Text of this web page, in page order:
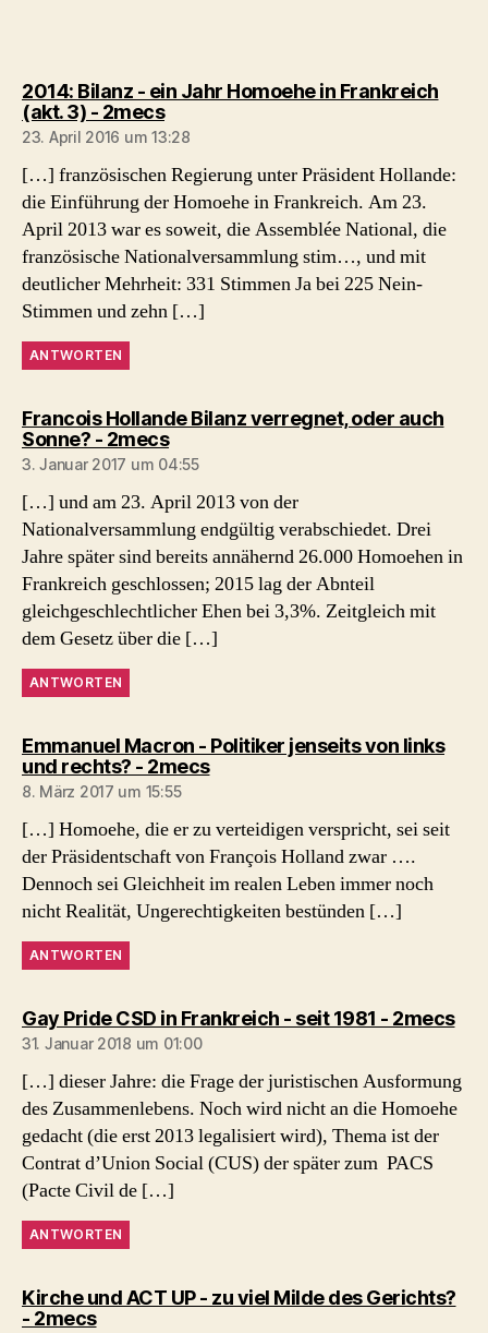
2014: Bilanz - ein Jahr Homoehe in Frankreich
(akt. 3) - 2mecssagt:
23. April 2016 um 13:28
[…] französischen Regierung unter Präsident Hollande:
die Einführung der Homoehe in Frankreich. Am 23.
April 2013 war es soweit, die Assemblée National, die
französische Nationalversammlung stim…, und mit
deutlicher Mehrheit: 331 Stimmen Ja bei 225 Nein-
Stimmen und zehn […]
ANTWORTEN
Francois Hollande Bilanz verregnet, oder auch
Sonne? - 2mecssagt:
3. Januar 2017 um 04:55
[…] und am 23. April 2013 von der
Nationalversammlung endgültig verabschiedet. Drei
Jahre später sind bereits annähernd 26.000 Homoehen in
Frankreich geschlossen; 2015 lag der Abnteil
gleichgeschlechtlicher Ehen bei 3,3%. Zeitgleich mit
dem Gesetz über die […]
ANTWORTEN
Emmanuel Macron - Politiker jenseits von links
und rechts? - 2mecssagt:
8. März 2017 um 15:55
[…] Homoehe, die er zu verteidigen verspricht, sei seit
der Präsidentschaft von François Holland zwar ….
Dennoch sei Gleichheit im realen Leben immer noch
nicht Realität, Ungerechtigkeiten bestünden […]
ANTWORTEN
Gay Pride CSD in Frankreich - seit 1981 - 2mecs
31. Januar 2018 um 01:00
[…] dieser Jahre: die Frage der juristischen Ausformung
des Zusammenlebens. Noch wird nicht an die Homoehe
gedacht (die erst 2013 legalisiert wird), Thema ist der
Contrat d’Union Social (CUS) der später zum PACS
(Pacte Civil de […]
ANTWORTEN
Kirche und ACT UP - zu viel Milde des Gerichts?
- 2mecssagt: